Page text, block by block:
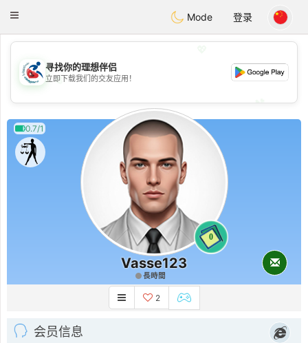
Handi Space
Toggle
Mode 登录
💖
💕
💕
寻找你的理想伴侣
立即下载我们的交友应用！
0.7/1
0
Vasse123
長時間
2
会员信息